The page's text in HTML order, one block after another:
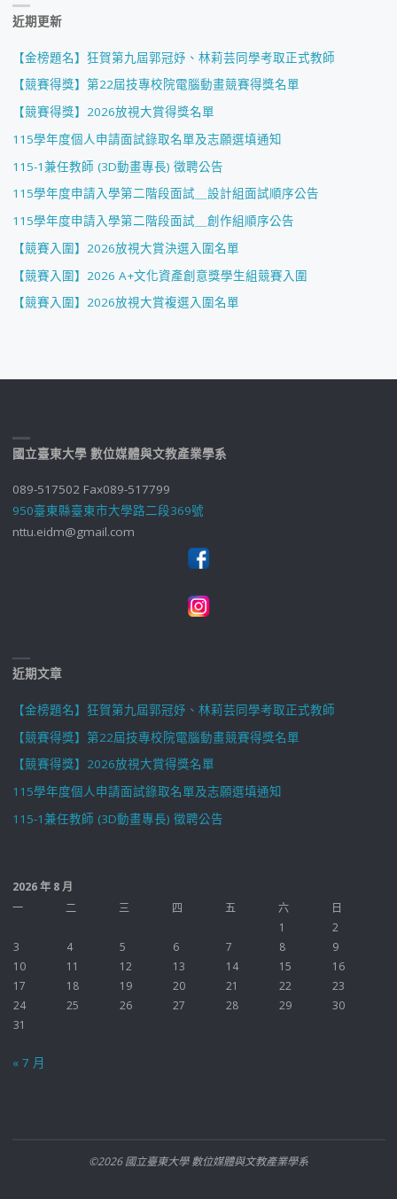
近期更新
【金榜題名】狂賀第九屆郭冠妤、林莉芸同學考取正式教師
【競賽得獎】第22屆技專校院電腦動畫競賽得獎名單
【競賽得獎】2026放視大賞得獎名單
115學年度個人申請面試錄取名單及志願選填通知
115-1兼任教師 (3D動畫專長) 徵聘公告
115學年度申請入學第二階段面試＿設計組面試順序公告
115學年度申請入學第二階段面試＿創作組順序公告
【競賽入圍】2026放視大賞決選入圍名單
【競賽入圍】2026 A+文化資產創意獎學生組競賽入圍
【競賽入圍】2026放視大賞複選入圍名單
國立臺東大學 數位媒體與文教產業學系
089-517502 Fax089-517799
950臺東縣臺東市大學路二段369號
nttu.eidm@gmail.com
近期文章
【金榜題名】狂賀第九屆郭冠妤、林莉芸同學考取正式教師
【競賽得獎】第22屆技專校院電腦動畫競賽得獎名單
【競賽得獎】2026放視大賞得獎名單
115學年度個人申請面試錄取名單及志願選填通知
115-1兼任教師 (3D動畫專長) 徵聘公告
2026 年 8 月
一
二 三 四 五 六
日
1
2
3
4 5 6 7 8
9
10
11 12 13 14 15
16
17
18 19 20 21 22
23
24
25 26 27 28 29
30
31
« 7 月
©2026 國立臺東大學 數位媒體與文教產業學系